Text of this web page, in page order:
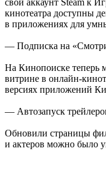
кинотеатра доступны
в приложениях для
— Подписка на
На Кинопоиске теперь
витрине в онлайн-
версиях приложений
— Автозапуск
Обновили страницы
и актеров можно было